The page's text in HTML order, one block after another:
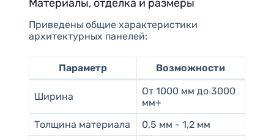
Материалы, отделка и размеры
Приведены общие характеристики
архитектурных панелей:
Параметр Возможности
Ширина
От 1000 мм до 3000
мм+
Толщина материала
0,5 мм - 1,2 мм